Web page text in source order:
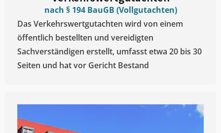
nach § 194 BauGB (Vollgutachten)
Das Verkehrswertgutachten wird von einem
öffentlich bestellten und vereidigten
Sachverständigen erstellt, umfasst etwa 20 bis 30
Seiten und hat vor Gericht Bestand